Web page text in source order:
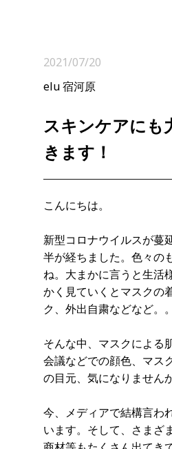
2021/07/20
elu 宿河原
スキンケアにも
きます！
こんにちは。
新型コロナウイルスが蔓
半が経ちました。色々の
ね。大まかに言うと生活
かく見ていくとマスクの
ク、外出自粛などなど。。
そんな中、マスクによる
会議などでの顔色、マス
の目元、気になりません
今、メディアで結構言わ
います。そして、さまざ